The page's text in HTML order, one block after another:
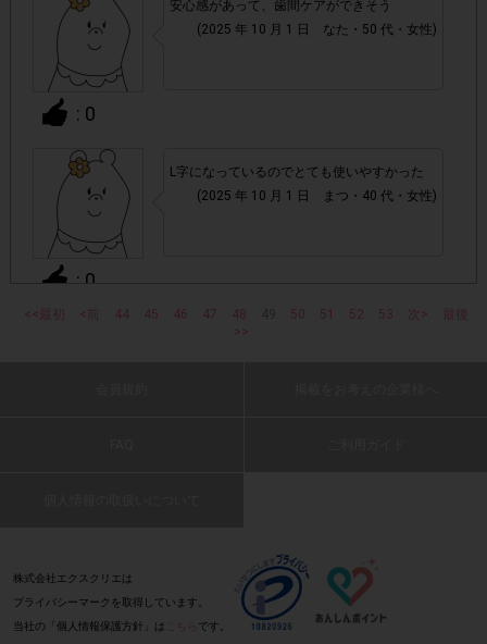
ます。
▼ポイント付与対象外
チェックポイントの条件を満たしていない場合
・ECサイトやネットスーパーでのご購入
・1つのアンケートにつき、お1人様あたり複数回の参加が
確認された場合。
株式会社エクスクリエが運営する、レシートを活用したサ
の参加とさせていただいております。
・40㎝以上の長いレシートは必要事項が読み取れずポイン
: 0
安心感があって、歯間ケアができそう
(2025 年 10 月 1 日 なた・50 代・女性)
: 0
L字になっているのでとても使いやすかった
(2025 年 10 月 1 日 まつ・40 代・女性)
毛先が長いので、歯垢が取れて気持ちが良い
: 0
(2025 年 10 月 1 日 tt-kenken・50 代・男性)
<<最初 <前 44 45 46 47 48 50 51 52 53 次>
最後
>>
株式会社エクスクリエは
プライバシーマークを取得しています。
当社の「個人情報保護方針」は
です。